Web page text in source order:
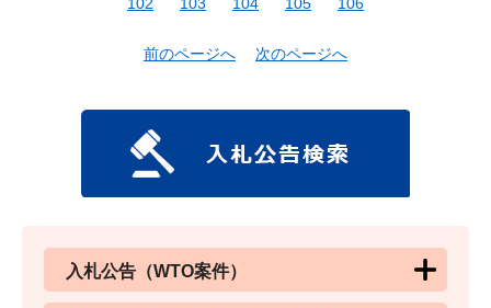
前のページへ 次のページへ
入札公告（WTO案件）